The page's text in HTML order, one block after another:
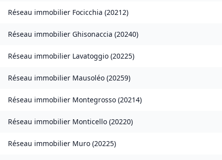
Réseau immobilier Focicchia (20212)
Réseau immobilier Ghisonaccia (20240)
Réseau immobilier Lavatoggio (20225)
Réseau immobilier Mausoléo (20259)
Réseau immobilier Montegrosso (20214)
Réseau immobilier Monticello (20220)
Réseau immobilier Muro (20225)